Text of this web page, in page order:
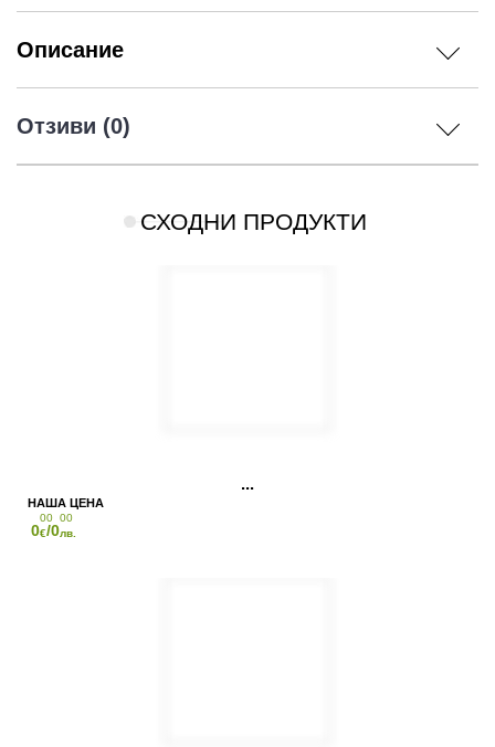
Описание
Отзиви (0)
СХОДНИ ПРОДУКТИ
0
00
€/0
00
лв.